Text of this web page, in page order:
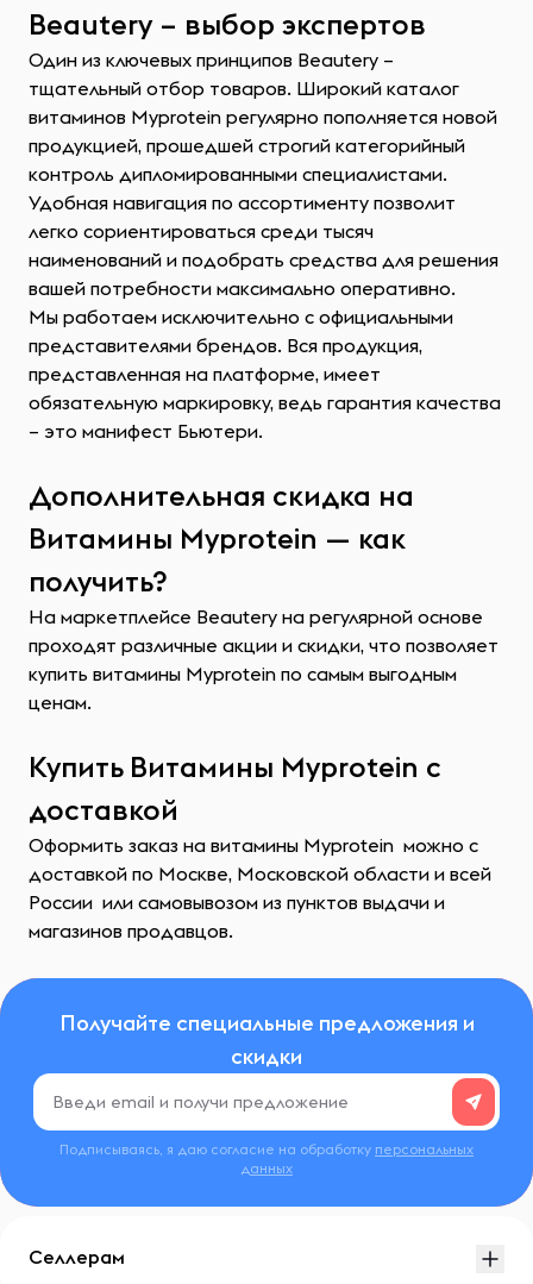
Beautery – выбор экспертов
Один из ключевых принципов Beautery –
тщательный отбор товаров. Широкий каталог
витаминов Myprotein регулярно пополняется новой
продукцией, прошедшей строгий категорийный
контроль дипломированными специалистами.
Удобная навигация по ассортименту позволит
легко сориентироваться среди тысяч
наименований и подобрать средства для решения
вашей потребности максимально оперативно.
Мы работаем исключительно с официальными
представителями брендов. Вся продукция,
представленная на платформе, имеет
обязательную маркировку, ведь гарантия качества
– это манифест Бьютери.
Дополнительная скидка на
Витамины Myprotein — как
получить?
На маркетплейсе Beautery на регулярной основе
проходят различные акции и скидки, что позволяет
купить витамины Myprotein по самым выгодным
ценам.
Купить Витамины Myprotein с
доставкой
Оформить заказ на витамины Myprotein можно с
доставкой по Москве, Московской области и всей
России или самовывозом из пунктов выдачи и
магазинов продавцов.
Получайте специальные предложения и
скидки
Подписываясь, я даю согласие на обработку персональных
данных
Селлерам